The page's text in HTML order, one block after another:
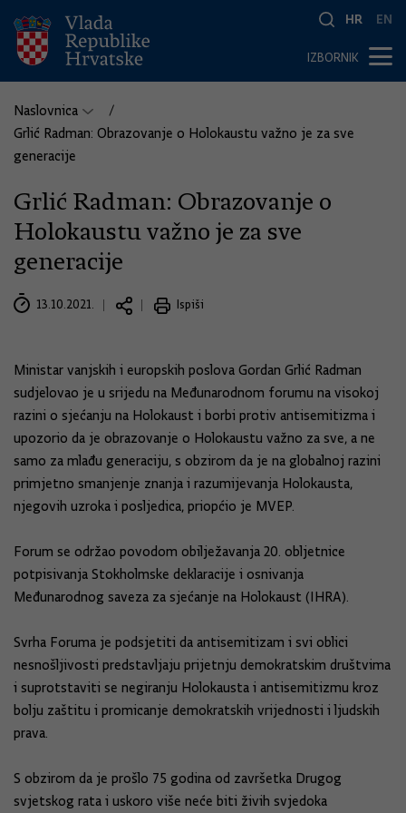
HR EN
IZBORNIK
Naslovnica
Grlić Radman: Obrazovanje o Holokaustu važno je za sve
generacije
Grlić Radman: Obrazovanje o
Holokaustu važno je za sve
generacije
13.10.2021. Ispiši
Ministar vanjskih i europskih poslova Gordan Grlić Radman
sudjelovao je u srijedu na Međunarodnom forumu na visokoj
razini o sjećanju na Holokaust i borbi protiv antisemitizma i
upozorio da je obrazovanje o Holokaustu važno za sve, a ne
samo za mlađu generaciju, s obzirom da je na globalnoj razini
primjetno smanjenje znanja i razumijevanja Holokausta,
njegovih uzroka i posljedica, priopćio je MVEP.
Forum se održao povodom obilježavanja 20. obljetnice
potpisivanja Stokholmske deklaracije i osnivanja
Međunarodnog saveza za sjećanje na Holokaust (IHRA).
Svrha Foruma je podsjetiti da antisemitizam i svi oblici
nesnošljivosti predstavljaju prijetnju demokratskim društvima
i suprotstaviti se negiranju Holokausta i antisemitizmu kroz
bolju zaštitu i promicanje demokratskih vrijednosti i ljudskih
prava.
S obzirom da je prošlo 75 godina od završetka Drugog
svjetskog rata i uskoro više neće biti živih svjedoka